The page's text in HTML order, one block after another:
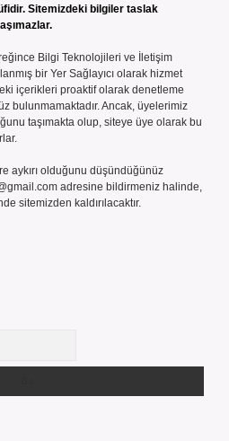
Sitemizdeki bilgiler taslak
Bilgi Teknolojileri ve İletişim
bir Yer Sağlayıcı olarak hizmet
içerikleri proaktif olarak denetleme
bulunmamaktadır. Ancak, üyelerimiz
taşımakta olup, siteye üye olarak bu
aykırı olduğunu düşündüğünüz
adresine bildirmeniz halinde,
sitemizden kaldırılacaktır.